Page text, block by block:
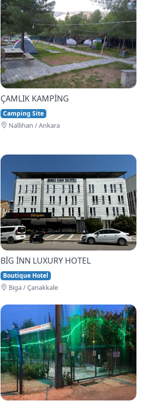
ÇAMLIK KAMPİNG
Camping Site
Nallihan / Ankara
BİG İNN LUXURY HOTEL
Boutique Hotel
Bi̇ga / Çanakkale